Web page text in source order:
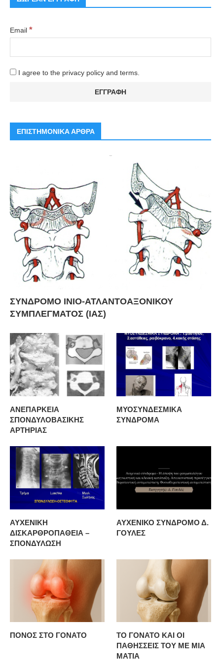
Email *
I agree to the privacy policy and terms.
ΕΠΙΣΤΗΜΟΝΙΚΑ ΑΡΘΡΑ
ΣΥΝΔΡΟΜΟ ΙΝΙΟ-ΑΤΛΑΝΤΟΑΞΟΝΙΚΟΥ
ΣΥΜΠΛΕΓΜΑΤΟΣ (ΙΑΣ)
ΑΝΕΠΑΡΚΕΙΑ
ΣΠΟΝΔΥΛΟΒΑΣΙΚΗΣ
ΑΡΤΗΡΙΑΣ
ΜΥΟΣΥΝΔΕΣΜΙΚΑ
ΣΥΝΔΡΟΜΑ
ΑΥΧΕΝΙΚΗ
ΔΙΣΚΑΡΘΡΟΠΑΘΕΙΑ –
ΣΠΟΝΔΥΛΩΣΗ
ΑΥΧΕΝΙΚΟ ΣΥΝΔΡΟΜΟ Δ.
ΓΟΥΛΕΣ
ΠΟΝΟΣ ΣΤΟ ΓΟΝΑΤΟ
ΤΟ ΓΟΝΑΤΟ ΚΑΙ ΟΙ
ΠΑΘΗΣΣΕΙΣ ΤΟΥ ΜΕ ΜΙΑ
ΜΑΤΙΑ